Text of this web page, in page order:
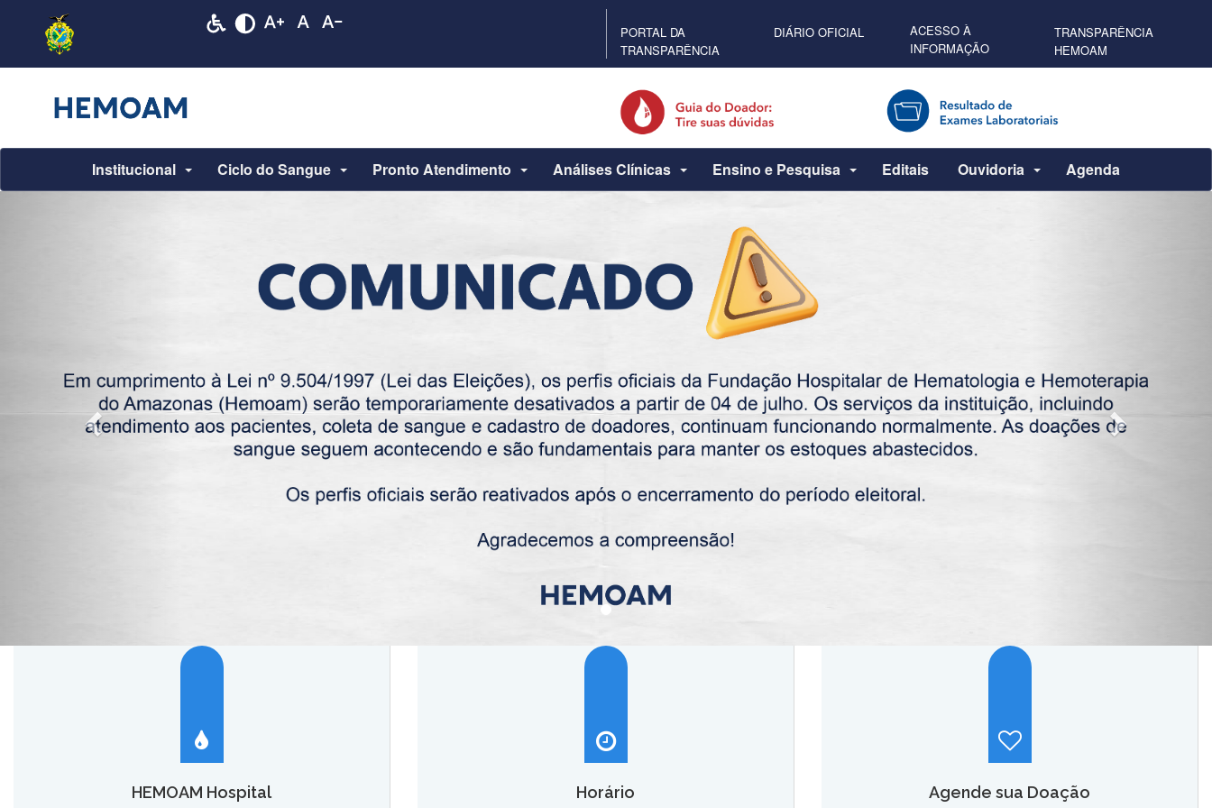
PORTAL DA
TRANSPARÊNCIA
DIÁRIO OFICIAL
ACESSO À
INFORMAÇÃO
TRANSPARÊNCIA
HEMOAM
Institucional Ciclo do Sangue Pronto Atendimento Análises Clínicas Ensino e Pesquisa Editais Ouvidoria Agenda
HEMOAM Hospital Horário Agende sua Doação